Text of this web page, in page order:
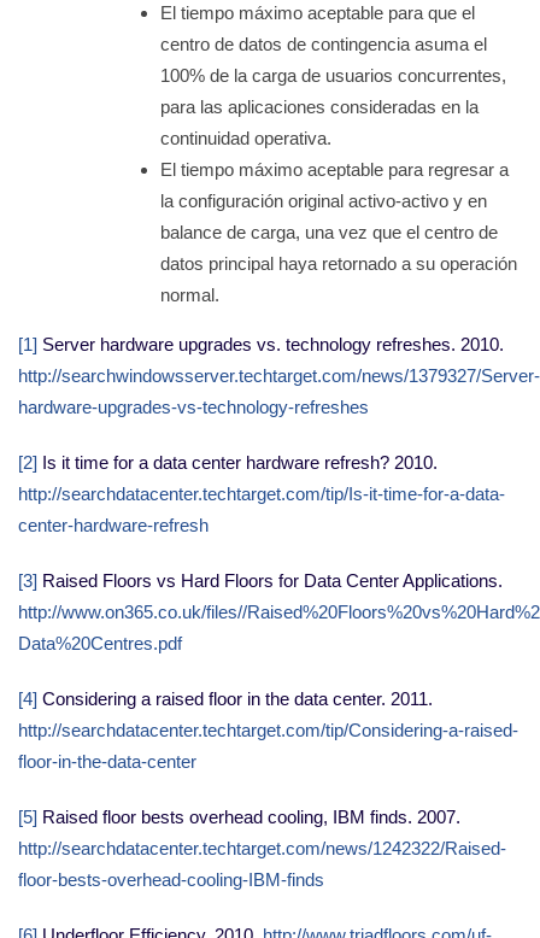
El tiempo máximo aceptable para que el
centro de datos de contingencia asuma el
100% de la carga de usuarios concurrentes,
para las aplicaciones consideradas en la
continuidad operativa.
El tiempo máximo aceptable para regresar a
la configuración original activo-activo y en
balance de carga, una vez que el centro de
datos principal haya retornado a su operación
normal.
[1] Server hardware upgrades vs. technology refreshes. 2010.
http://searchwindowsserver.techtarget.com/news/1379327/Server-
hardware-upgrades-vs-technology-refreshes
[2] Is it time for a data center hardware refresh? 2010.
http://searchdatacenter.techtarget.com/tip/Is-it-time-for-a-data-
center-hardware-refresh
[3] Raised Floors vs Hard Floors for Data Center Applications.
http://www.on365.co.uk/files//
Data%20Centres.pdf
[4] Considering a raised floor in the data center. 2011.
http://searchdatacenter.techtarget.com/tip/Considering-a-raised-
floor-in-the-data-center
[5] Raised floor bests overhead cooling, IBM finds. 2007.
http://searchdatacenter.techtarget.com/news/1242322/Raised-
floor-bests-overhead-cooling-IBM-finds